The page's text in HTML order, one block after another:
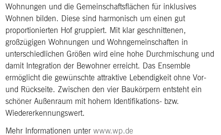
Wohnungen und die Gemeinschaftsflächen für inklusives
Wohnen bilden. Diese sind harmonisch um einen gut
proportionierten Hof gruppiert. Mit klar geschnittenen,
großzügigen Wohnungen und Wohngemeinschaften in
unterschiedlichen Größen wird eine hohe Durchmischung und
damit Integration der Bewohner erreicht. Das Ensemble
ermöglicht die gewünschte attraktive Lebendigkeit ohne Vor-
und Rückseite. Zwischen den vier Baukörpern entsteht ein
schöner Außenraum mit hohem Identifikations- bzw.
Wiedererkennungswert.
Mehr Informationen unterwww.wp.de